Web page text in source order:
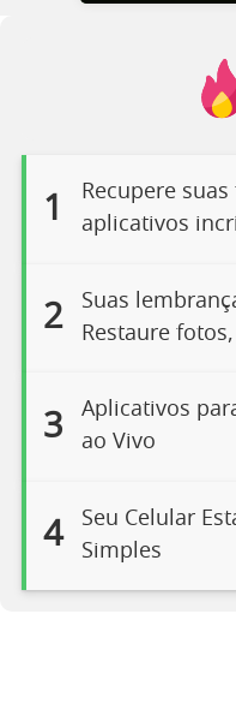
1
Recupere
aplicativos
2
Suas
Restaure
3
Aplicativos
ao Vivo
4
Seu Celular
Simples